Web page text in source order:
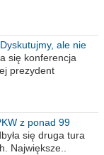
ale nie
się konferencja
prezydent
z ponad 99
się druga tura
Największe..